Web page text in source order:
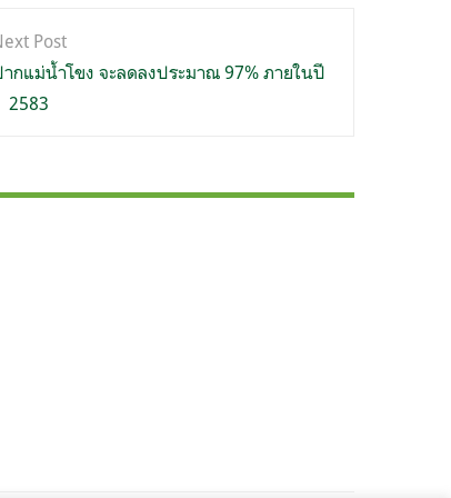
Post
กแม่น้ำโขง จะลดลงประมาณ 97% ภายในปี
2583